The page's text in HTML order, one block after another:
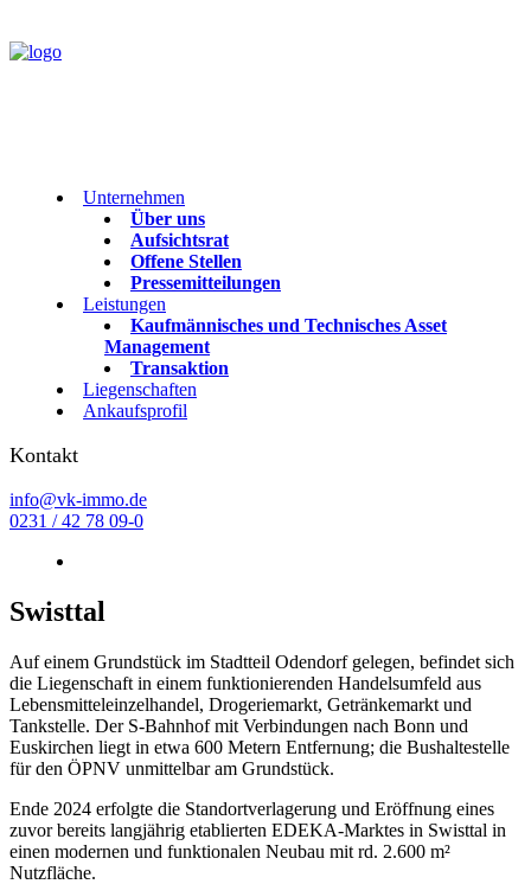
Unternehmen
Über uns
Aufsichtsrat
Offene Stellen
Pressemitteilungen
Leistungen
Kaufmännisches und Technisches Asset
Management
Transaktion
Liegenschaften
Ankaufsprofil
Kontakt
info@vk-immo.de
0231 / 42 78 09-0
Swisttal
Auf einem Grundstück im Stadtteil Odendorf gelegen, befindet sich
die Liegenschaft in einem funktionierenden Handelsumfeld aus
Lebensmitteleinzelhandel, Drogeriemarkt, Getränkemarkt und
Tankstelle. Der S-Bahnhof mit Verbindungen nach Bonn und
Euskirchen liegt in etwa 600 Metern Entfernung; die Bushaltestelle
für den ÖPNV unmittelbar am Grundstück.
Ende 2024 erfolgte die Standortverlagerung und Eröffnung eines
zuvor bereits langjährig etablierten EDEKA-Marktes in Swisttal in
einen modernen und funktionalen Neubau mit rd. 2.600 m²
Nutzfläche.